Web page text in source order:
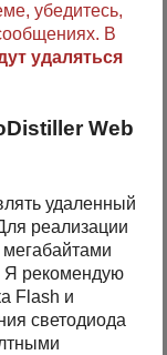
убедитесь,
В
удаляться
Web
удаленный
реализации
Я рекомендую
Flash и
светодиода